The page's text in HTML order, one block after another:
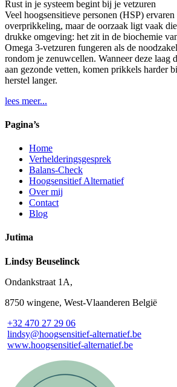
Rust in je systeem begint bij je vetzuren
Veel hoogsensitieve personen (HSP)
overprikkeling, maar de oorzaak ligt vaak
drukke omgeving: het zit in de biochemie
Omega 3-vetzuren fungeren als de
rondom je zenuwcellen. Wanneer deze laag
aan gezonde vetten, komen prikkels harder
herstel langer.
lees meer...
Pagina’s
Home
Verhelderingsgesprek
Balans-Check
Hoogsensitief Alternatief
Over mij
Contact
Blog
Jutima
Lindsy Beuselinck
Ondankstraat 1A,
8750 wingene, West-Vlaanderen België
+32 470 27 29 06
lindsy@hoogsensitief-alternatief.be
www.hoogsensitief-alternatief.be